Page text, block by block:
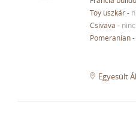
Toy uszkár-
Csivava -
Pomeranian-
Egyesült